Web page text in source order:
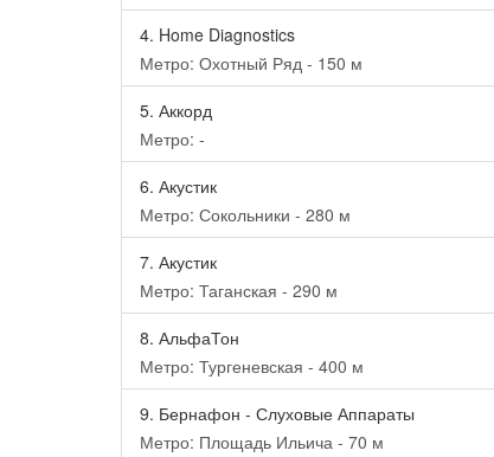
4. Home Diagnostics
Метро: Охотный Ряд - 150 м
5. Аккорд
Метро: -
6. Акустик
Метро: Сокольники - 280 м
7. Акустик
Метро: Таганская - 290 м
8. АльфаТон
Метро: Тургеневская - 400 м
9. Бернафон - Слуховые Аппараты
Метро: Площадь Ильича - 70 м